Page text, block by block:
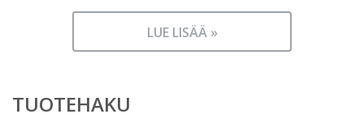
LUE LISÄÄ »
TUOTEHAKU